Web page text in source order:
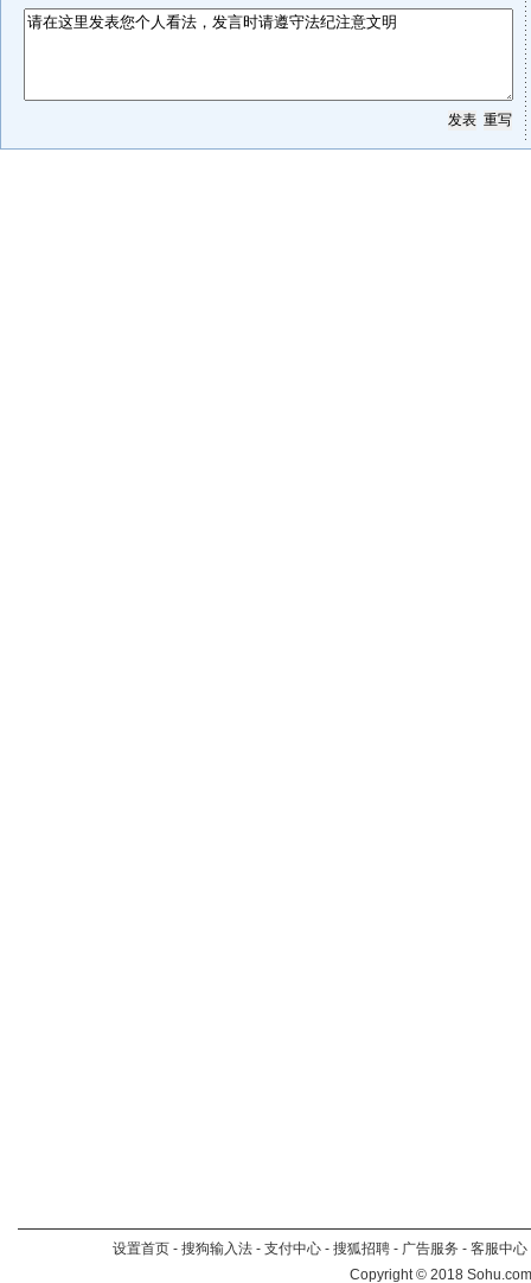
设置首页 - 搜狗输入法 - 支付中心 - 搜狐招聘 - 广告服务 - 客服中心
Copyright©2018